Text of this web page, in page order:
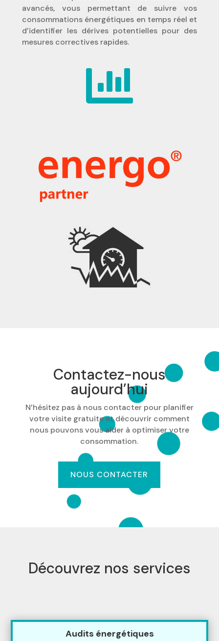
avancés, vous permettant de suivre vos
consommations énergétiques en temps réel et
d’identifier les dérives potentielles pour des
mesures correctives rapides.

Contactez-nous
aujourd’hui
N’hésitez pas à nous contacter pour planifier
votre visite gratuite et découvrir comment
nous pouvons vous aider à optimiser votre
consommation.
NOUS CONTACTER
Découvrez nos services
Audits énergétiques